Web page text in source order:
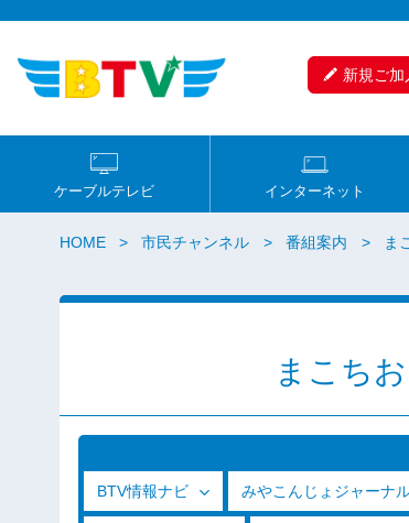
新規ご加
ケーブルテレビ インターネット
HOME 市民チャンネル 番組案内 ま
まこち
BTV情報ナビ みやこんじょジャーナ